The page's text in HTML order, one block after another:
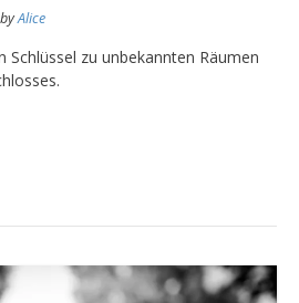
byAlice
Schlüssel zu unbekannten Räumen